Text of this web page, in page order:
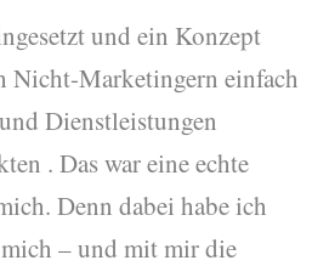
und ein Konzept
Nicht-Marketingern einfach
Dienstleistungen
. Das war eine echte
Denn dabei habe ich
– und mit mir die